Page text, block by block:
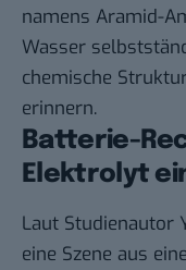
namens Aramid-
Wasser
chemische
erinnern.
Batterie-
Elektrolyt
Laut Studienautor
eine Szene aus